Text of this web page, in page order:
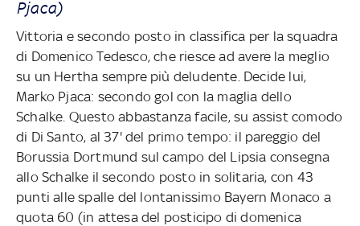
Pjaca)
Vittoria e secondo posto in classifica per la squadra
di Domenico Tedesco, che riesce ad avere la meglio
su un Hertha sempre più deludente. Decide lui,
Marko Pjaca: secondo gol con la maglia dello
Schalke. Questo abbastanza facile, su assist comodo
di Di Santo, al 37' del primo tempo: il pareggio del
Borussia Dortmund sul campo del Lipsia consegna
allo Schalke il secondo posto in solitaria, con 43
punti alle spalle del lontanissimo Bayern Monaco a
quota 60 (in attesa del posticipo di domenica